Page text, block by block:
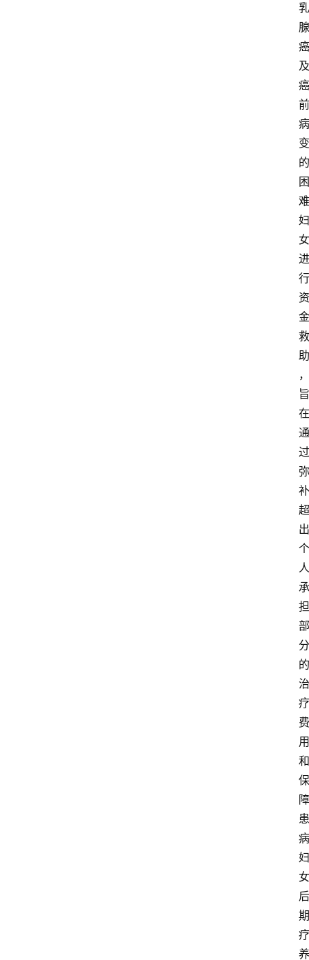
乳
腺
癌
及
癌
前
病
变
的
困
难
妇
女
进
行
资
金
救
助
，
旨
在
通
过
弥
补
超
出
个
人
承
担
部
分
的
治
疗
费
用
和
保
障
患
病
妇
女
后
期
疗
养